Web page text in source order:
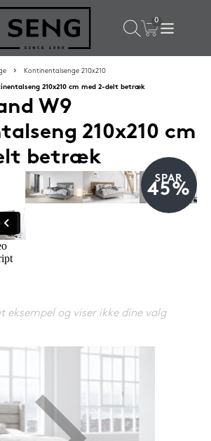
Populære valg til dig
38x50 cm
Kontinentalsenge 210x210
210x210 cm med 2-delt betræk
W9
210x210 cm
betræk
eksempel og viser ikke dine valg
SPAR
45%